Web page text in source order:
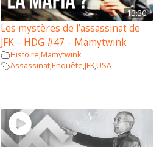
13:30
Les mystères de l’assassinat de
JFK – HDG #47 – Mamytwink
Histoire,Mamytwink
Assassinat,Enquête,JFK,USA